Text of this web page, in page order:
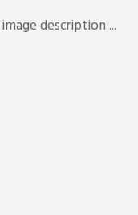
description ...